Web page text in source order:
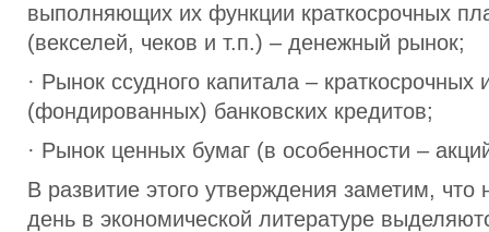
выполняющих их функции краткосрочных
(векселей, чеков и т.п.) – денежный рынок;
· Рынок ссудного капитала – краткосрочных
(фондированных) банковских кредитов;
· Рынок ценных бумаг (в особенности –
В развитие этого утверждения заметим, что
день в экономической литературе